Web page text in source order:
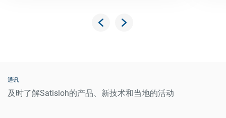
通讯
及时了解Satisloh的产品、新技术和当地的活动